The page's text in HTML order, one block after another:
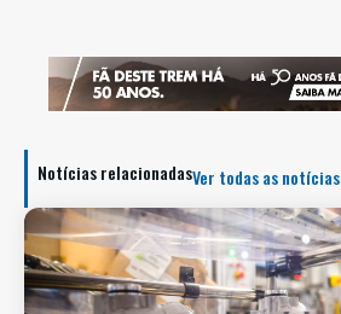
Notícias relacionadasVer todas as notícias